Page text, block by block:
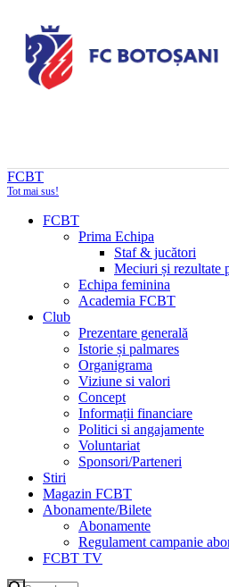
FCBT
Tot mai sus!
FCBT
Prima Echipa
Staf & jucători
Meciuri și rezultate
Echipa feminina
Academia FCBT
Club
Prezentare generală
Istorie și palmares
Organigrama
Viziune si valori
Concept
Informații financiare
Politici si angajamente
Voluntariat
Sponsori/Parteneri
Stiri
Magazin FCBT
Abonamente/Bilete
Abonamente
Regulament campanie
FCBT TV